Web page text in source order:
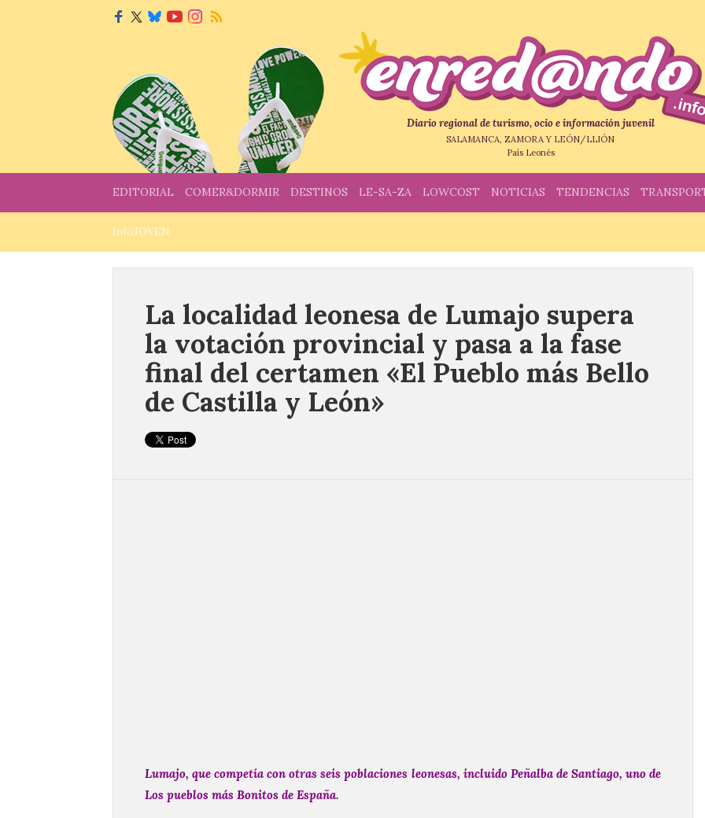
Diario regional de turismo, ocio e información juvenil
SALAMANCA, ZAMORA Y LEÓN/LLIÓN
País Leonés
EDITORIAL COMER&DORMIR DESTINOS LE-SA-ZA LOWCOST NOTICIAS TENDENCIAS
InfoJOVEN
La localidad leonesa de Lumajo supera
la votación provincial y pasa a la fase
final del certamen «El Pueblo más Bello
de Castilla y León»
Lumajo, que competía con otras seis poblaciones leonesas, incluido Peñalba de Santiago, uno de
Los pueblos más Bonitos de España.